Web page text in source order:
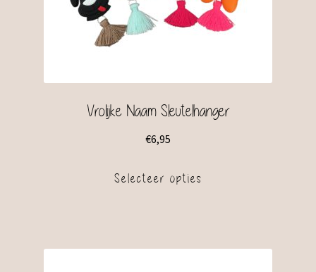
Vrolijke Naam Sleutelhanger
€6,95
Selecteer opties